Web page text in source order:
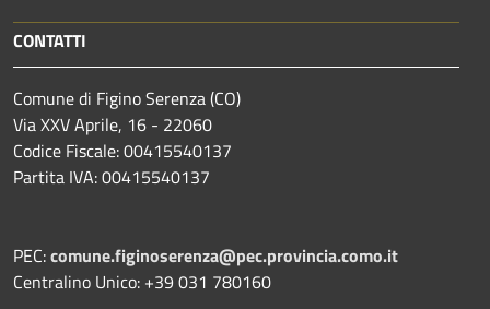
CONTATTI
Comune di Figino Serenza (CO)
Via XXV Aprile, 16 - 22060
Codice Fiscale: 00415540137
Partita IVA: 00415540137
PEC:comune.figinoserenza@pec.provincia.como.it
Centralino Unico: +39 031 780160